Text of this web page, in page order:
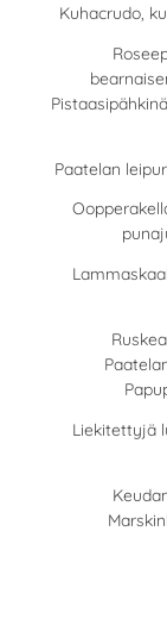
Kuhacrudo,
Paatelan
Liekitettyjä